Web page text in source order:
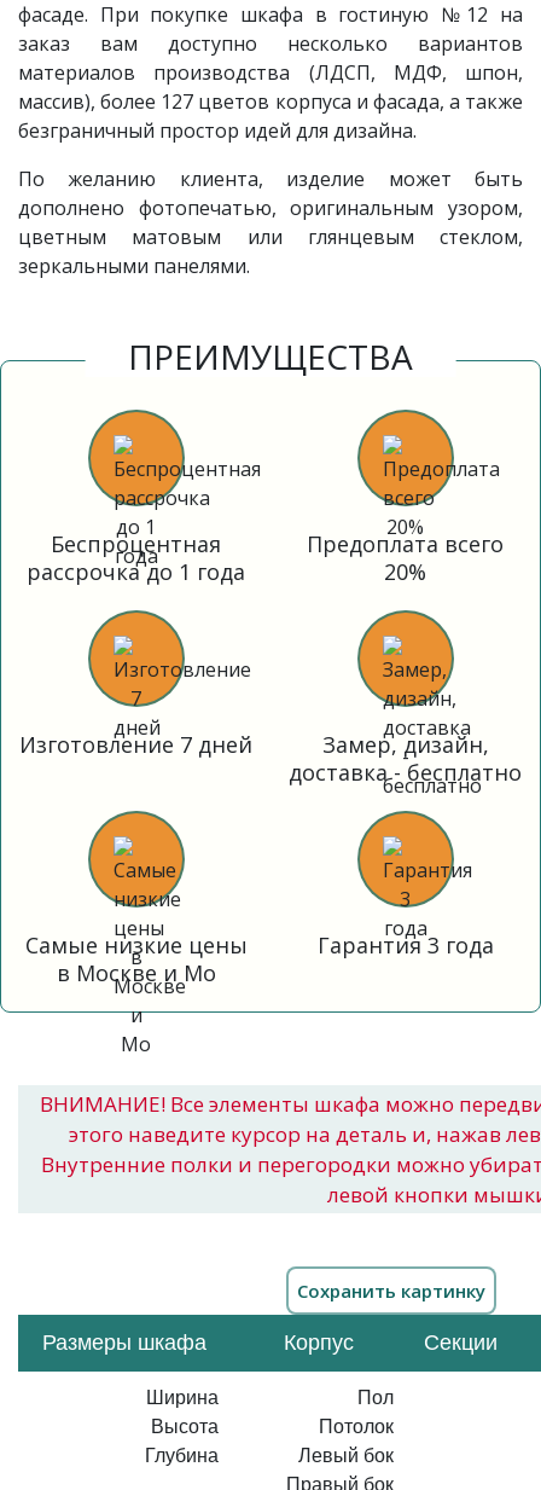
фасаде. При покупке шкафа в гостиную №12 на
заказ вам доступно несколько вариантов
материалов производства (ЛДСП, МДФ, шпон,
массив), более 127 цветов корпуса и фасада, а также
безграничный простор идей для дизайна.
По желанию клиента, изделие может быть
дополнено фотопечатью, оригинальным узором,
цветным матовым или глянцевым стеклом,
зеркальными панелями.
ПРЕИМУЩЕСТВА
Беспроцентная
рассрочка до 1 года
Предоплата всего
20%
Изготовление 7 дней
Замер, дизайн,
доставка - бесплатно
Самые низкие цены
в Москве и Мо
Гарантия 3 года
ВНИМАНИЕ! Все элементы шкафа можно
этого наведите курсор на деталь и, нажав
Внутренние полки и перегородки можно
левой кнопки
Размеры шкафа Корпус Секции
Ширина
Высота
Глубина
Пол
Потолок
Левый бок
Правый бок